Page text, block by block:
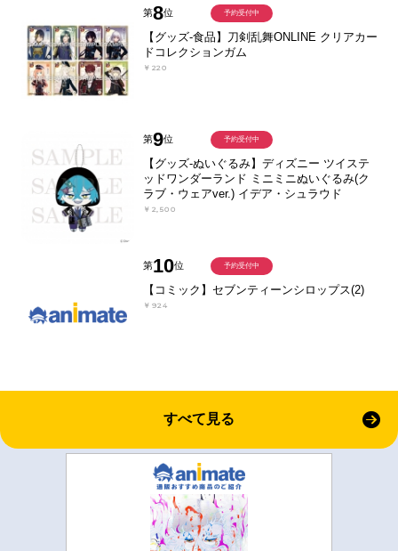
第8位
【グッズ-食品】刀剣乱舞ONLINE クリアカー
ドコレクションガム
￥220
予約受付中
第9位
【グッズ-ぬいぐるみ】ディズニー ツイステ
ッドワンダーランド ミニミニぬいぐるみ(ク
ラブ・ウェアver.) イデア・シュラウド
￥2,500
予約受付中
第10位
【コミック】セブンティーンシロップス(2)
￥924
予約受付中
すべて見る